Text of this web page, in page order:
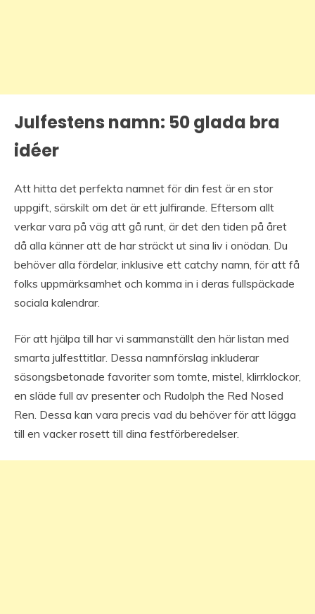
Julfestens namn: 50 glada bra
idéer
Att hitta det perfekta namnet för din fest är en stor
uppgift, särskilt om det är ett julfirande. Eftersom allt
verkar vara på väg att gå runt, är det den tiden på året
då alla känner att de har sträckt ut sina liv i onödan. Du
behöver alla fördelar, inklusive ett catchy namn, för att få
folks uppmärksamhet och komma in i deras fullspäckade
sociala kalendrar.
För att hjälpa till har vi sammanställt den här listan med
smarta julfesttitlar. Dessa namnförslag inkluderar
säsongsbetonade favoriter som tomte, mistel, klirrklockor,
en släde full av presenter och Rudolph the Red Nosed
Ren. Dessa kan vara precis vad du behöver för att lägga
till en vacker rosett till dina festförberedelser.